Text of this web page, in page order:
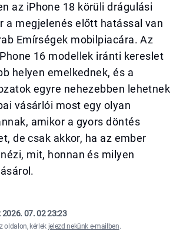
az iPhone 18 körüli drágulási
a megjelenés előtt hatással van
Emírségek mobilpiacára. Az
16 modellek iránti kereslet
helyen emelkednek, és a
egyre nehezebben lehetnek
vásárlói most egy olyan
amikor a gyors döntés
de csak akkor, ha az ember
mit, honnan és milyen
2026. 07. 02 23:23
oldalon, kérlek jelezd nekünk e-mailben.